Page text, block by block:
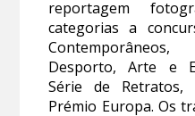
reportagem
categorias a
Desporto, Arte e
Série de
Prémio Europa. Os